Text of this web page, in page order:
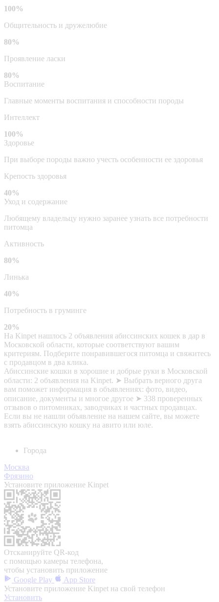
100%
Общительность и дружелюбие
80%
Проявление ласки
80%
Воспитание
Главные моменты воспитания и способности породы
Интеллект
100%
Здоровье
При выборе породы важно учесть особенности ее здоровья
Крепость здоровья
40%
Уход и содержание
Любящему владельцу нужно заранее узнать все потребности
питомца
Активность
80%
Линька
40%
Потребность в груминге
20%
На Kinpet нашлось 2 объявления абиссинских кошек в дар в
Московской области, которые соответствуют вашим
критериям. Подберите понравившегося питомца и свяжитесь
с продавцом в два клика.
Абиссинские кошки в хорошие и добрые руки в Московской
области: 2 объявления на Kinpet. ➤ Выбрать верного друга
вам поможет информация в объявлениях: фото, видео,
описание, документы и многое другое ➤ 338 проверенных
отзывов о питомниках, заводчиках и частных продавцах.
Если вы не нашли объявление на нашем сайте, вы можете
взять абиссинскую кошку на авито или юле.
Города
Москва
Фрязино
Установите приложение Kinpet
Отсканируйте QR-код
с помощью камеры телефона,
чтобы установить приложение
Google Play
App Store
Установите приложение Kinpet на свой телефон
Установить